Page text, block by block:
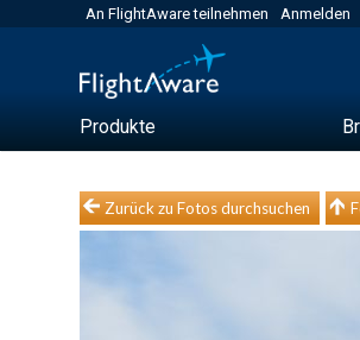
An FlightAware teilnehmen Anmelden
Produkte
Zurück zu Fotos durchsuchen